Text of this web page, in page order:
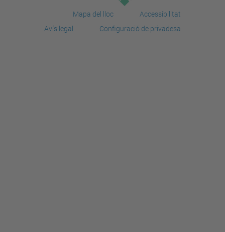
Mapa del lloc
Accessibilitat
Avís legal
Configuració de privadesa